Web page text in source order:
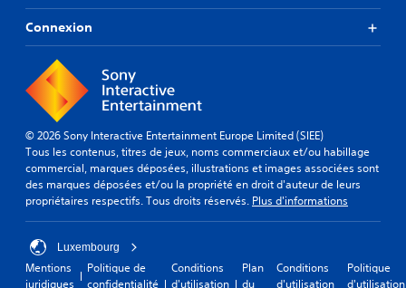
Connexion
© 2026 Sony Interactive Entertainment Europe Limited (SIEE)
Tous les contenus, titres de jeux, noms commerciaux et/ou habillage
commercial, marques déposées, illustrations et images associées sont
des marques déposées et/ou la propriété en droit d'auteur de leurs
propriétaires respectifs. Tous droits réservés. Plus d'informations
Luxembourg
Mentions
juridiques
Politique de
confidentialité
Conditions
d'utilisation
Plan
du
Conditions
d'utilisation
Politique
d'utilisation